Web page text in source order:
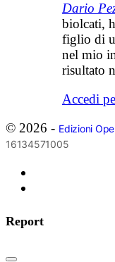
Dario
biolcati,
figlio di
nel mio
risultato
Accedi
© 2026 - Edizioni
16134571005
Report